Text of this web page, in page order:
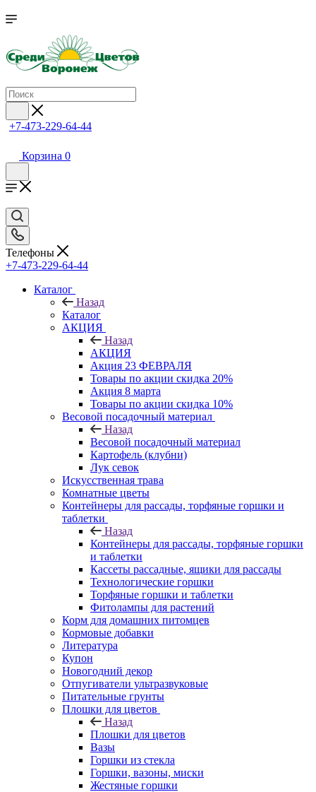
+7-473-229-64-44
Корзина 0
Телефоны
+7-473-229-64-44
Каталог
Назад
Каталог
АКЦИЯ
Назад
АКЦИЯ
Акция 23 ФЕВРАЛЯ
Товары по акции скидка 20%
Акция 8 марта
Товары по акции скидка 10%
Весовой посадочный материал
Назад
Весовой посадочный материал
Картофель (клубни)
Лук севок
Искусственная трава
Комнатные цветы
Контейнеры для рассады, торфяные горшки и
таблетки
Назад
Контейнеры для рассады, торфяные горшки
и таблетки
Кассеты рассадные, ящики для рассады
Технологические горшки
Торфяные горшки и таблетки
Фитолампы для растений
Корм для домашних питомцев
Кормовые добавки
Литература
Купон
Новогодний декор
Отпугиватели ультразвуковые
Питательные грунты
Плошки для цветов
Назад
Плошки для цветов
Вазы
Горшки из стекла
Горшки, вазоны, миски
Жестяные горшки